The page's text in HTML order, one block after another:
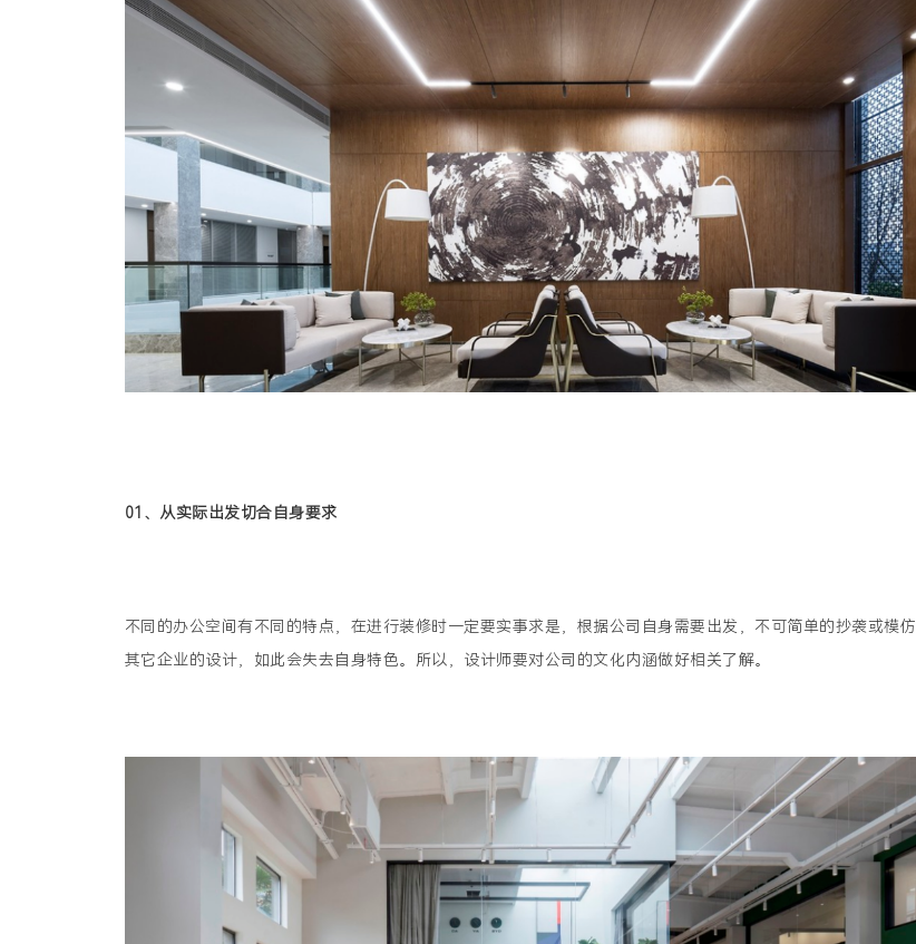
01 、 从实际出发切合自身要求
不同的办公空间有不同的特点，在进行装修时一定要实事求是，根据公司自身需要出发，不可简单的抄袭或模仿
其它企业的设计，如此会失去自身特色。所以，设计师要对公司的文化内涵做好相关了解。